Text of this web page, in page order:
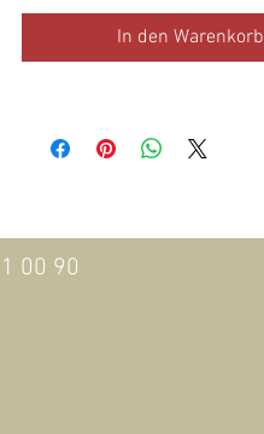
In den Warenkorb
00 90